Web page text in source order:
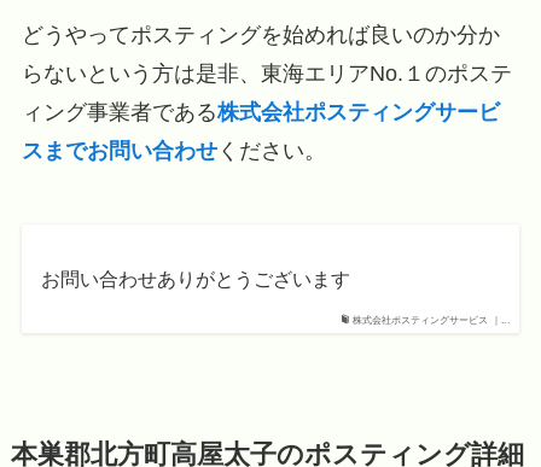
どうやってポスティングを始めれば良いのか分か
らないという方は是非、東海エリアNo.１のポステ
ィング事業者である株式会社ポスティングサービ
スまでお問い合わせください。
株式会社ポスティングサービス ｜...
お問い合わせありがとうございます
本巣郡北方町高屋太子のポスティング詳細